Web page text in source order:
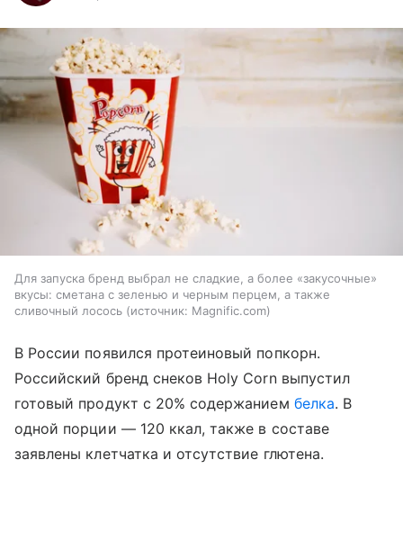
Для запуска бренд выбрал не сладкие, а более «закусочные»
вкусы: сметана с зеленью и черным перцем, а также
сливочный лосось
источник: Magnific.com
В России появился протеиновый попкорн.
Российский бренд снеков Holy Corn выпустил
готовый продукт с 20% содержанием белка. В
одной порции — 120 ккал, также в составе
заявлены клетчатка и отсутствие глютена.